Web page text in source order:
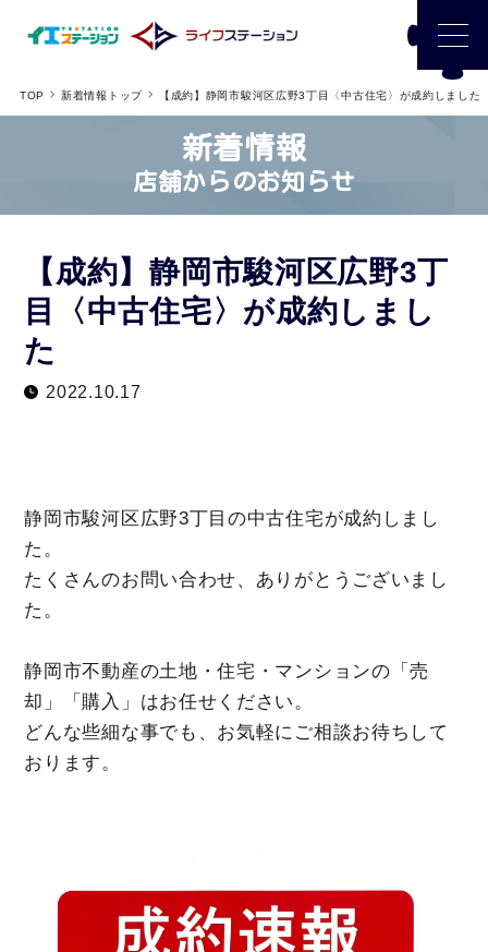
TOP 新着情報トップ 【成約】静岡市駿河区広野3丁目〈中古住宅〉が成約しました
新着情報
店舗からのお知らせ
【成約】静岡市駿河区広野3丁
目〈中古住宅〉が成約しまし
た
2022.10.17
静岡市駿河区広野3丁目の中古住宅が成約しまし
た。
たくさんのお問い合わせ、ありがとうございまし
た。
静岡市不動産の土地・住宅・マンションの「売
却」「購入」はお任せください。
どんな些細な事でも、お気軽にご相談お待ちして
おります。